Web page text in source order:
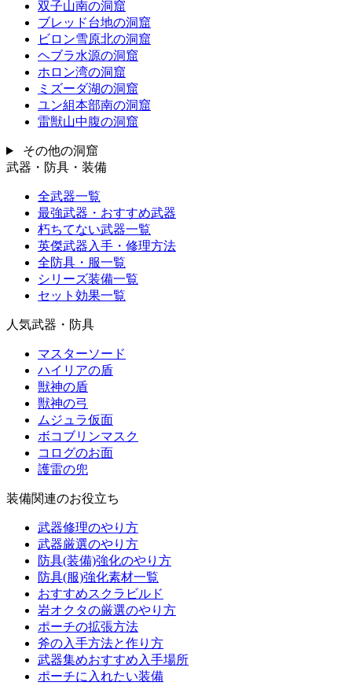
双子山南の洞窟
ブレッド台地の洞窟
ビロン雪原北の洞窟
ヘブラ水源の洞窟
ホロン湾の洞窟
ミズーダ湖の洞窟
ユン組本部南の洞窟
雷獣山中腹の洞窟
その他の洞窟
武器・防具・装備
全武器一覧
最強武器・おすすめ武器
朽ちてない武器一覧
英傑武器入手・修理方法
全防具・服一覧
シリーズ装備一覧
セット効果一覧
人気武器・防具
マスターソード
ハイリアの盾
獣神の盾
獣神の弓
ムジュラ仮面
ボコブリンマスク
コログのお面
護雷の兜
装備関連のお役立ち
武器修理のやり方
武器厳選のやり方
防具(装備)強化のやり方
防具(服)強化素材一覧
おすすめスクラビルド
岩オクタの厳選のやり方
ポーチの拡張方法
斧の入手方法と作り方
武器集めおすすめ入手場所
ポーチに入れたい装備